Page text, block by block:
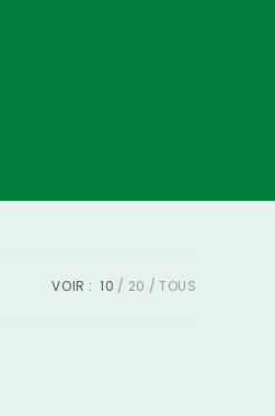
VOIR : 10 20 TOUS